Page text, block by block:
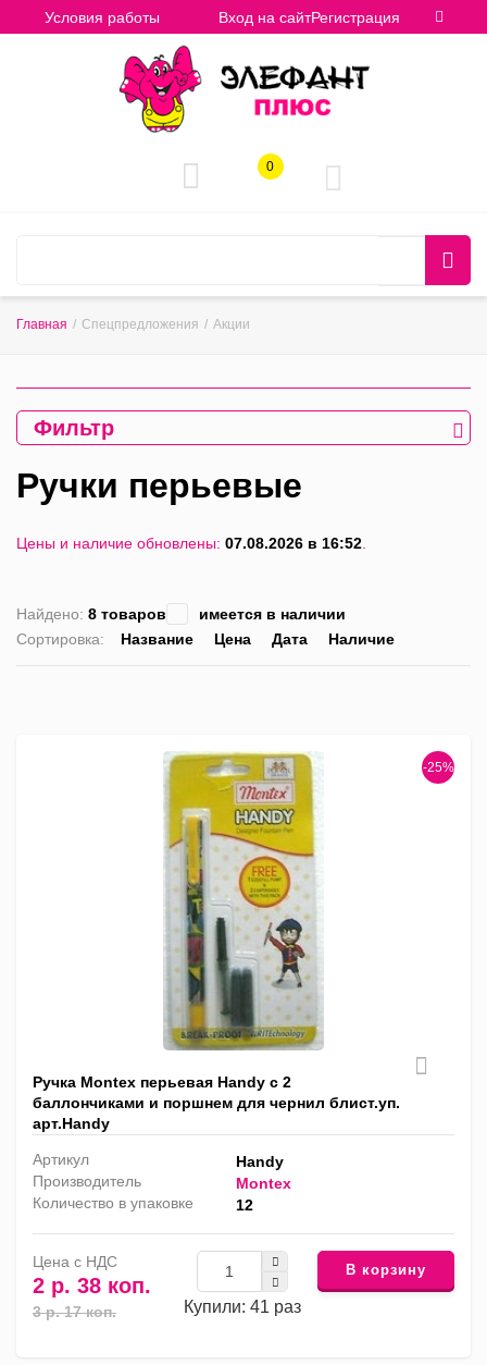
Условия работы Вход на сайтРегистрация
0
Главная / Спецпредложения / Акции
Фильтр
Ручки перьевые
Цены и наличие обновлены: 07.08.2026 в 16:52.
Найдено: 8 товаров
имеется в наличии
Сортировка:
Название Цена Дата Наличие
-25%
Ручка Montex перьевая Handy с 2
баллончиками и поршнем для чернил блист.уп.
арт.Handy
Артикул
Handy
Производитель
Montex
Количество в упаковке
12
Цена с НДС
2 р. 38 коп.
3 р. 17 коп. Купили: 41 раз
В корзину